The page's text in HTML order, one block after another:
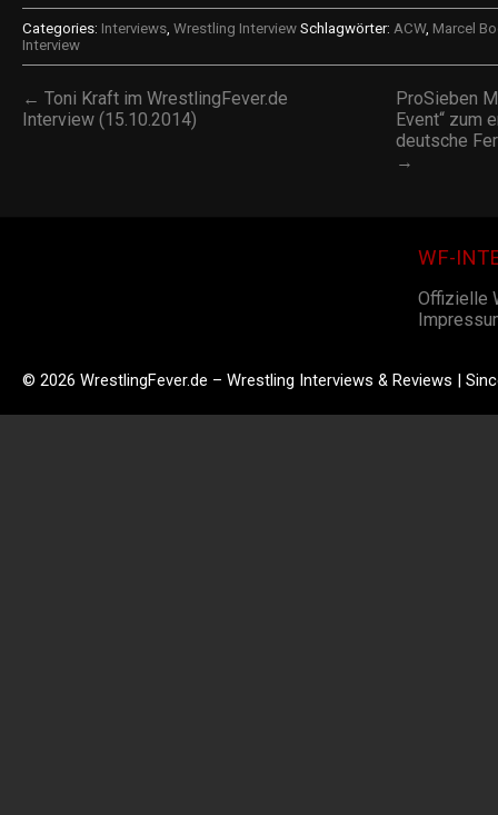
Categories: Interviews, Wrestling Interview Schlagwörter: ACW, Marcel
Interview
← Toni Kraft im WrestlingFever.de
Interview (15.10.2014)
ProSieben
Event“ zum
deutsche
→
WF-
Offizielle
© 2026 WrestlingFever.de – Wrestling Interviews & Reviews |